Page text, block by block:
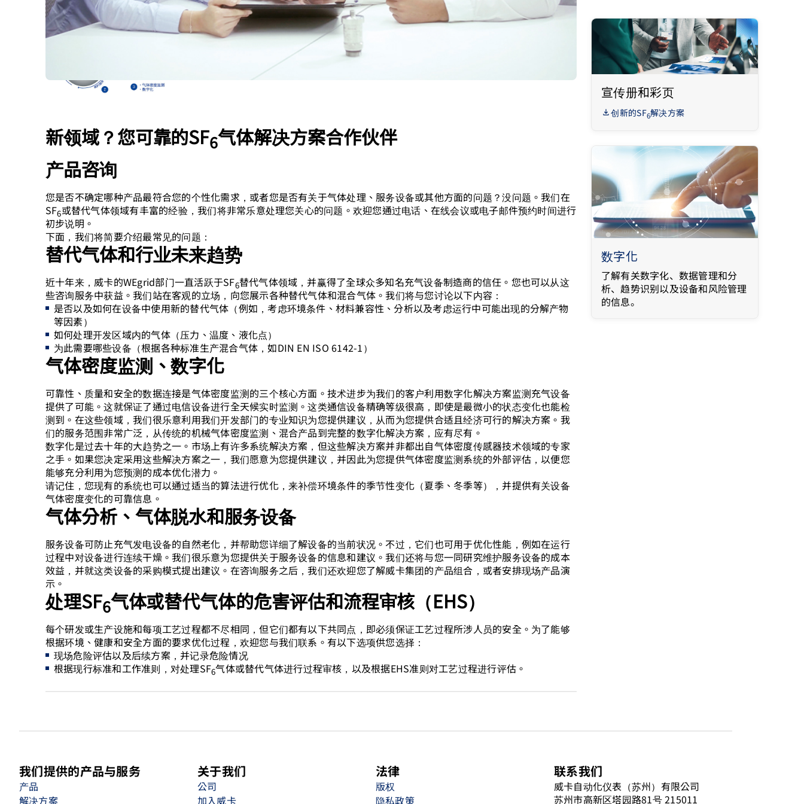
新领域？您可靠的SF6气体解决方案合作伙伴
产品咨询
您是否不确定哪种产品最符合您的个性化需求，或者您是否有关于气体处理、服务设备或其他方面的问题？没问题。我们在
SF6或替代气体领域有丰富的经验，我们将非常乐意处理您关心的问题。欢迎您通过电话、在线会议或电子邮件预约时间进行
初步说明。
下面，我们将简要介绍最常见的问题：
替代气体和行业未来趋势
近十年来，威卡的WEgrid部门一直活跃于SF6替代气体领域，并赢得了全球众多知名充气设备制造商的信任。您也可以从这
些咨询服务中获益。我们站在客观的立场，向您展示各种替代气体和混合气体。我们将与您讨论以下内容：
是否以及如何在设备中使用新的替代气体（例如，考虑环境条件、材料兼容性、分析以及考虑运行中可能出现的分解产物
等因素）
如何处理开发区域内的气体（压力、温度、液化点）
为此需要哪些设备（根据各种标准生产混合气体，如DIN EN ISO 6142-1）
气体密度监测、数字化
可靠性、质量和安全的数据连接是气体密度监测的三个核心方面。技术进步为我们的客户利用数字化解决方案监测充气设备
提供了可能。这就保证了通过电信设备进行全天候实时监测。这类通信设备精确等级很高，即使是最微小的状态变化也能检
测到。在这些领域，我们很乐意利用我们开发部门的专业知识为您提供建议，从而为您提供合适且经济可行的解决方案。我
们的服务范围非常广泛，从传统的机械气体密度监测、混合产品到完整的数字化解决方案，应有尽有。
数字化是过去十年的大趋势之一。市场上有许多系统解决方案，但这些解决方案并非都出自气体密度传感器技术领域的专家
之手。如果您决定采用这些解决方案之一，我们愿意为您提供建议，并因此为您提供气体密度监测系统的外部评估，以便您
能够充分利用为您预测的成本优化潜力。
请记住，您现有的系统也可以通过适当的算法进行优化，来补偿环境条件的季节性变化（夏季、冬季等），并提供有关设备
气体密度变化的可靠信息。
气体分析、气体脱水和服务设备
服务设备可防止充气发电设备的自然老化，并帮助您详细了解设备的当前状况。不过，它们也可用于优化性能，例如在运行
过程中对设备进行连续干燥。我们很乐意为您提供关于服务设备的信息和建议。我们还将与您一同研究维护服务设备的成本
效益，并就这类设备的采购模式提出建议。在咨询服务之后，我们还欢迎您了解威卡集团的产品组合，或者安排现场产品演
示。
处理SF6气体或替代气体的危害评估和流程审核（EHS）
每个研发或生产设施和每项工艺过程都不尽相同，但它们都有以下共同点，即必须保证工艺过程所涉人员的安全。为了能够
根据环境、健康和安全方面的要求优化过程，欢迎您与我们联系。有以下选项供您选择：
现场危险评估以及后续方案，并记录危险情况
根据现行标准和工作准则，对处理SF6气体或替代气体进行过程审核，以及根据EHS准则对工艺过程进行评估。
宣传册和彩页
创新的SF6解决方案
数字化
了解有关数字化、数据管理和分
析、趋势识别以及设备和风险管理
的信息。
我们提供的产品与服务
产品
解决方案
关于我们
公司
加入威卡
法律
版权
隐私政策
联系我们
威卡自动化仪表（苏州）有限公司
苏州市高新区塔园路81号 215011